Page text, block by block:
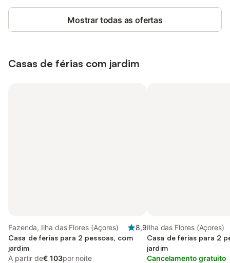
Mostrar todas as ofertas
Casas de férias com jardim
Fazenda, Ilha das Flores (Açores)
8,9
Casa de férias para 2 pessoas, com
jardim
A partir de€ 103por noite
Ilha das Flores (Açores)
Casa de férias para 2
jardim
Cancelamento gratuito